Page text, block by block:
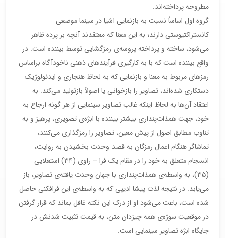
مطروحه پرداخته‌اند.
گروه اول اساساً نسبت به بازنمایی اشیا در سینما موضعی
کانستراکتیوستی دارند؛ به این معنا که معتقدند آنچه بر پرده ظاهر
می‌شود، ساخته و پرداخته پروسه‌ی رمزگشایی توسط بیننده است. در
واقع بیننده است که با به کارگیری فرآیندهای ذهنی ناخودآگاه براساس
رمزهای مربوط به معنا و بازنمایی که به لحاظ هنجاری و ایدئولوژیک
دستکاری شده‌اند، تصاویر را بازخوانی یا اصولاً بازتولید می‌کند. به
اعتقاد آن‌ها به لحاظ اینکه غالب تصاویر سینمایی از هر گونه ارجاع به
خود، جهت همذات‌پنداری بیشتر بیننده با ابژه‌ی تصویری، پرهیز و به
تناوب مطابق اصول از پیش معین، تصاویر را رمزگذاری می‌کنند،
تماشاگر هنگام اعمال رمزگان به قصد وحدت بخشیدن به روایت،
انسجام متعلق به خود را در مقام یک فرا – راوی (۳۴) استعلایی
(۳۵)، به واسطه‌ی همذات‌پنداری با جهان وحدت یافته‌ی تصاویر، باز
می‌یابد. در نتیجه لذت پیشا ادیپی که به واسطه‌ی این فرافکنی حاصل
شده است، باعث می‌شود او از درک این نکته غافل بماند که قرار گرفتن
در موقعیت سوژه‌ی همه چیزدان متن، به قیمت تثبیت شدنش در
جایگاه ابژه تصاویر سینمایی است.